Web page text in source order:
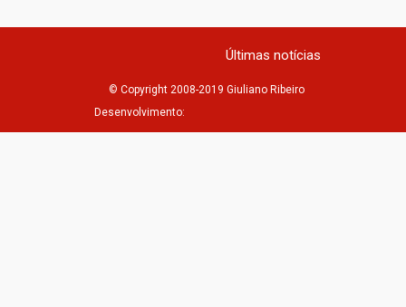
Últimas notícias
© Copyright 2008-2019 Giuliano Ribeiro
Desenvolvimento: